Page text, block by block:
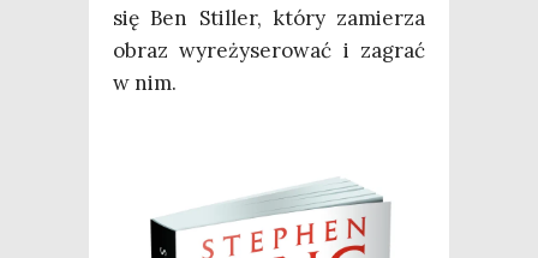
się Ben Stil­ler, któ­ry zamie­rza
obraz wyre­ży­se­ro­wać i zagrać
w nim.